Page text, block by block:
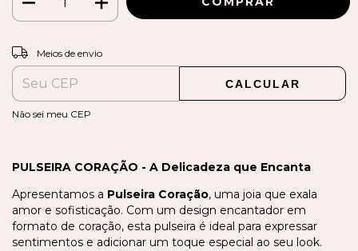
Entregas para o CEP:
Meios de envio
CALCULAR
Não sei meu CEP
PULSEIRA CORAÇÃO - A Delicadeza que Encanta
Apresentamos a Pulseira Coração, uma joia que exala
amor e sofisticação. Com um design encantador em
formato de coração, esta pulseira é ideal para expressar
sentimentos e adicionar um toque especial ao seu look.